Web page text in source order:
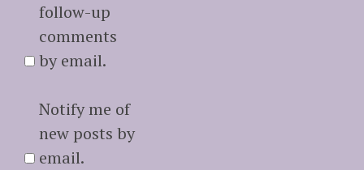
follow-up
comments
by email.
Notify me of
new posts by
email.